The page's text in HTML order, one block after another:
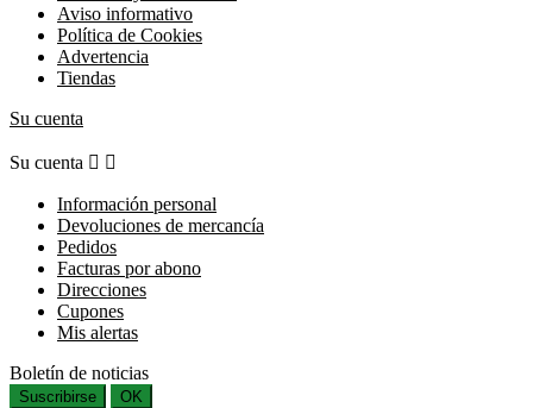
Aviso informativo
Política de Cookies
Advertencia
Tiendas
Su cuenta
Su cuenta  
Información personal
Devoluciones de mercancía
Pedidos
Facturas por abono
Direcciones
Cupones
Mis alertas
Boletín de noticias
Suscribirse OK